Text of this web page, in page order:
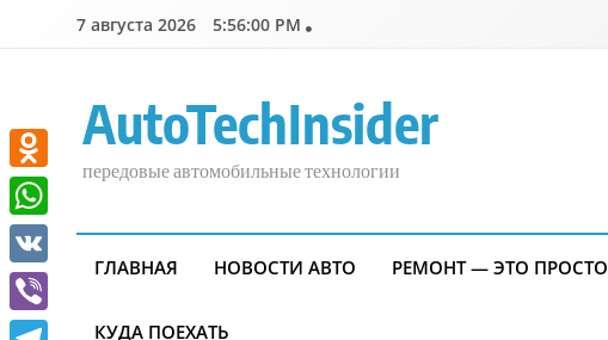
7 августа 2026 5:56:01 PM
AutoTechInsider
передовые автомобильные технологии
ГЛАВНАЯ НОВОСТИ АВТО РЕМОНТ — ЭТО ПРОСТО
КУДА ПОЕХАТЬ
Odnoklassniki
WhatsApp
VK
Viber